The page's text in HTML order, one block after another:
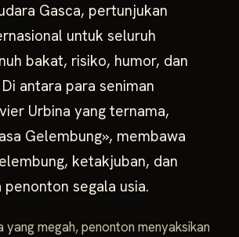
Gasca, pertunjukan
untuk seluruh
bakat, risiko, humor, dan
antara para seniman
Urbina yang ternama,
Gelembung», membawa
ketakjuban, dan
segala usia.
yang megah, penonton menyaksikan